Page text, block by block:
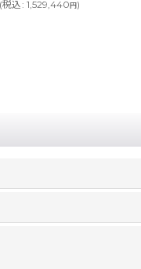
( 9,390 ～10,666